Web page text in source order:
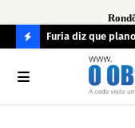
O
Furia diz que
o povo e